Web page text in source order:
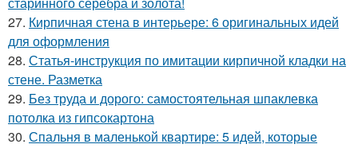
27. Кирпичная стена в интерьере: 6 оригинальных идей
для оформления
28. Статья-инструкция по имитации кирпичной кладки на
стене. Разметка
29. Без труда и дорого: самостоятельная шпаклевка
потолка из гипсокартона
30. Спальня в маленькой квартире: 5 идей, которые